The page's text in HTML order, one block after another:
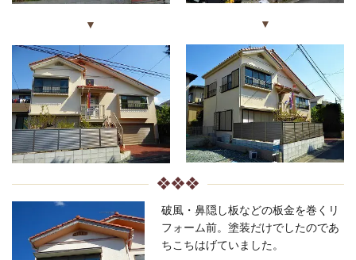
▼ ▼
❖❖❖
破風・鼻隠し板などの板金を巻くリ
フォーム前。塗装だけでしたのであ
ちこちはげていました。